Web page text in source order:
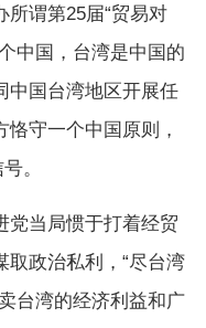
谓第25届“贸易对
中国，台湾是中国的
中国台湾地区开展任
守一个中国原则，
。
当局惯于打着经贸
取政治私利，“尽台湾
台湾的经济利益和广